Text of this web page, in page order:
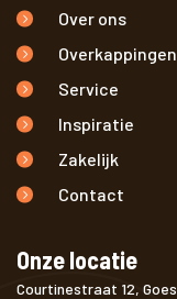
Over ons
Overkappingen
Service
Inspiratie
Zakelijk
Contact
Onze locatie
Courtinestraat 12, Goes